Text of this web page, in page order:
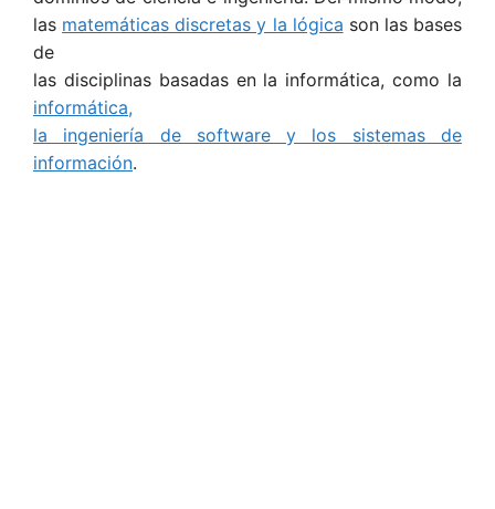
las matemáticas discretas y la lógica son las bases
de
las disciplinas basadas en la informática, como la
informática,
la ingeniería de software y los sistemas de
información.